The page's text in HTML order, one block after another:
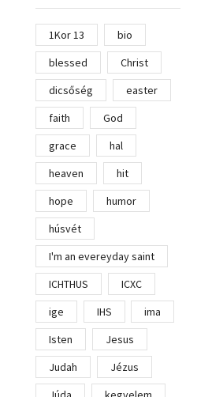
1Kor 13
bio
blessed
Christ
dicsőség
easter
faith
God
grace
hal
heaven
hit
hope
humor
húsvét
I'm an evereyday saint
ICHTHUS
ICXC
ige
IHS
ima
Isten
Jesus
Judah
Jézus